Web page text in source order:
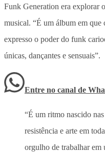
Funk Generation era explorar
musical. “É um álbum em que
expresso o poder do funk
únicas, dançantes e sensuais”.
Entre no canal de
“É um ritmo nascido
resistência e arte em
orgulho de trabalhar em